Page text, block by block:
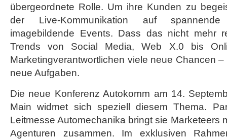
widmet
dem
Live-
Marketing
in
der
Automobilindustrie
übergeordnete Rolle. Um ihre Kunden zu
der Live-Kommunikation auf
imagebildende Events. Dass das nicht mehr
Trends von Social Media, Web X.0 bis
Marketingverantwortlichen viele neue Chancen
neue Aufgaben.
Die neue Konferenz Autokomm am 14.
Main widmet sich speziell diesem Thema.
Leitmesse Automechanika bringt sie Marketeers
Agenturen zusammen. Im exklusiven